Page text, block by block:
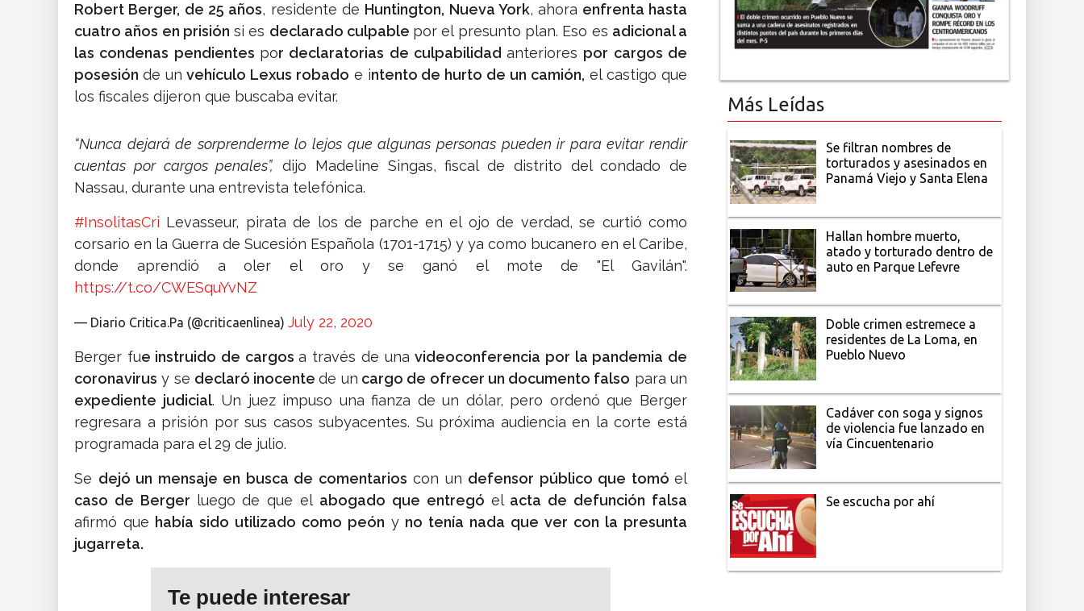
Robert Berger, de 25 años, residente de Huntington, Nueva York, ahora enfrenta hasta
cuatro años en prisión si es declarado culpable por el presunto plan. Eso es adicional a
las condenas pendientes por declaratorias de culpabilidadanteriores por cargos de
posesión de un vehículo Lexus robado e intento de hurto de un camión, el castigo que
los fiscales dijeron que buscaba evitar.
“Nunca dejará de sorprenderme lo lejos que algunas personas pueden ir para evitar rendir
cuentas por cargos penales”, dijo Madeline Singas, fiscal de distrito del condado de
Nassau, durante una entrevista telefónica.
#InsolitasCri Levasseur, pirata de los de parche en el ojo de verdad, se curtió como
corsario en la Guerra de Sucesión Española (1701-1715) y ya como bucanero en el Caribe,
donde aprendió a oler el oro y se ganó el mote de "El Gavilán".
https://t.co/CWESquYvNZ
— Diario Critica.Pa (@criticaenlinea) July 22, 2020
Berger fue instruido de cargosa través de unavideoconferencia por la pandemia de
coronavirus y se declaró inocentede un cargo de ofrecer un documento falso para un
expediente judicial. Un juez impuso una fianza de un dólar, pero ordenó que Berger
regresara a prisión por sus casos subyacentes. Su próxima audiencia en la corte está
programada para el 29 de julio.
Se dejó un mensaje en busca de comentarios con un defensor público que tomó el
caso de Berger luego de que el abogado que entregó el acta de defunción falsa
afirmó que había sido utilizado como peón y no tenía nada que ver con la presunta
jugarreta.
Te puede interesar
Más Leídas
Se filtran nombres de
torturados y asesinados en
Panamá Viejo y Santa Elena
Hallan hombre muerto,
atado y torturado dentro de
auto en Parque Lefevre
Doble crimen estremece a
residentes de La Loma, en
Pueblo Nuevo
Cadáver con soga y signos
de violencia fue lanzado en
vía Cincuentenario
Se escucha por ahí